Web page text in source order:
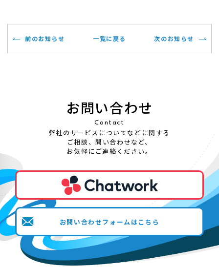
前のお知らせ 一覧に戻る 次のお知らせ
お問い合わせ
Contact
弊社のサービスについてなどに関する
ご相談、問い合わせなど、
お気軽にご連絡ください。
お問い合わせフォームはこちら